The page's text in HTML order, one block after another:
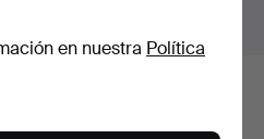
en nuestra Política